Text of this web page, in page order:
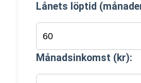
Lånets löptid
Månadsinkomst (kr):